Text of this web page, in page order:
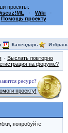
проекты:
· Wiki ·
Помощь проекту
Календарь
Выслать повторно
на форуме?
ресурс?
проекту!
попробуйте